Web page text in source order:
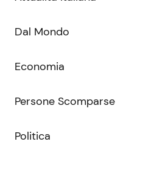
Dal Mondo
Economia
Persone Scomparse
Politica